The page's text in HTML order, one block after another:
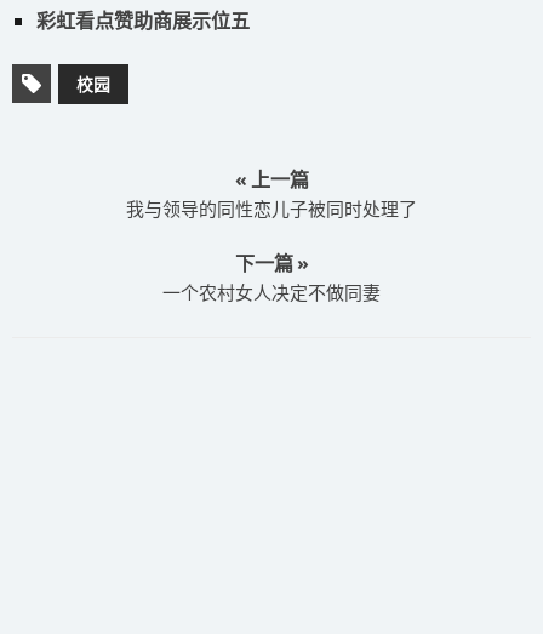
彩虹看点赞助商展示位五
校园
« 上一篇
我与领导的同性恋儿子被同时处理了
下一篇 »
一个农村女人决定不做同妻